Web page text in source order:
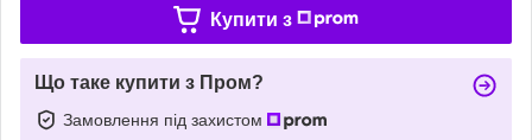
Купити з
Що таке купити з Пром?
Замовлення під захистом